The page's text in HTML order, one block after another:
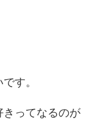
す。
きってなるのが